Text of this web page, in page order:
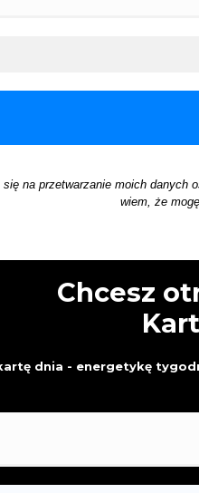
się na przetwarzanie moich
wiem, że
Chcesz
dnia - energetykę